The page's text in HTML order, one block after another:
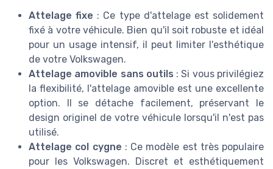
Attelage fixe : Ce type d'attelage est solidement
fixé à votre véhicule. Bien qu'il soit robuste et idéal
pour un usage intensif, il peut limiter l'esthétique
de votre Volkswagen.
Attelage amovible sans outils : Si vous privilégiez
la flexibilité, l'attelage amovible est une excellente
option. Il se détache facilement, préservant le
design originel de votre véhicule lorsqu'il n'est pas
utilisé.
Attelage col cygne : Ce modèle est très populaire
pour les Volkswagen. Discret et esthétiquement